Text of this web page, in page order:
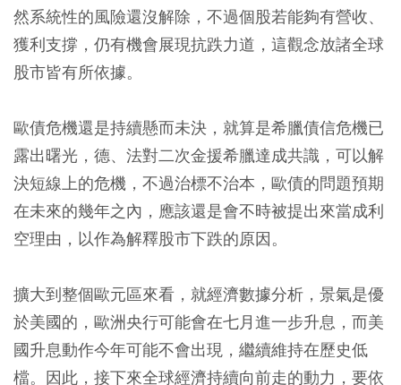
然系統性的風險還沒解除，不過個股若能夠有營收、
獲利支撐，仍有機會展現抗跌力道，這觀念放諸全球
股市皆有所依據。
歐債危機還是持續懸而未決，就算是希臘債信危機已
露出曙光，德、法對二次金援希臘達成共識，可以解
決短線上的危機，不過治標不治本，歐債的問題預期
在未來的幾年之內，應該還是會不時被提出來當成利
空理由，以作為解釋股市下跌的原因。
擴大到整個歐元區來看，就經濟數據分析，景氣是優
於美國的，歐洲央行可能會在七月進一步升息，而美
國升息動作今年可能不會出現，繼續維持在歷史低
檔。因此，接下來全球經濟持續向前走的動力，要依